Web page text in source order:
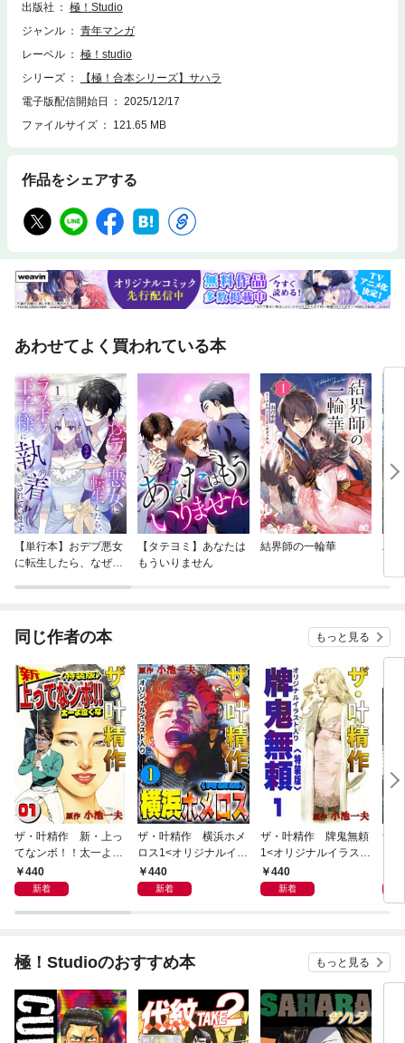
絶な生き様と死に様を描いた衝撃のドラマ！ ※単行本の1,2巻を収録してい
ます。
出版社
極！Studio
ジャンル
青年マンガ
レーベル
極！studio
シリーズ
【極！合本シリーズ】サハラ
電子版配信開始日
2025/12/17
ファイルサイズ
121.65 MB
作品をシェアする
あわせてよく買われている本
【単行本】おデブ悪女
に転生したら、なぜか
【タテヨミ】あなたは
もういりません
結界師の一輪華
バ
今
同じ作者の本 もっと見る
ザ・叶精作 新・上っ
てなンボ！！太一よ泣
くな1<特装版>
440
新着
ザ・叶精作 横浜ホメ
ロス1<オリジナルイラ
スト入り特装版>
440
新着
ザ・叶精作 牌鬼無頼
1<オリジナルイラスト
入り特装版>
440
新着
ザ
極！Studioのおすすめ本 もっと見る